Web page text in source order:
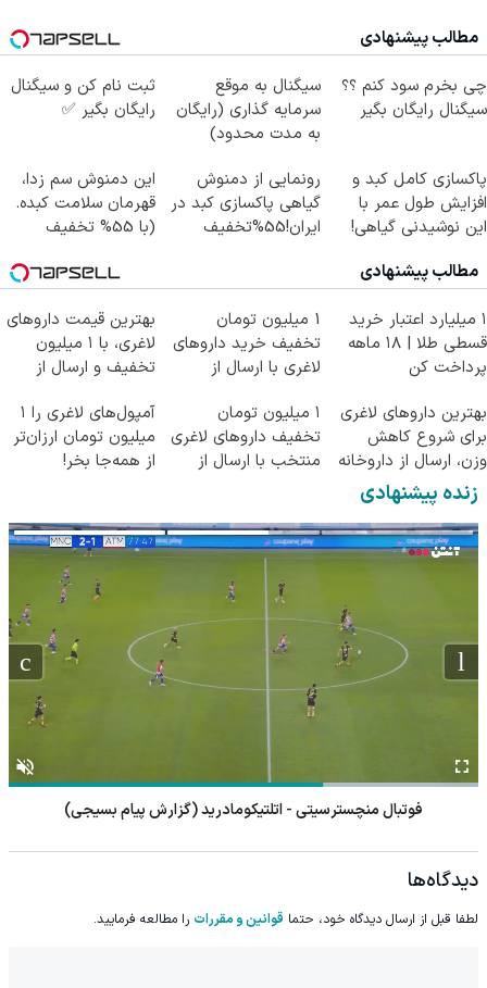
مطالب پیشنهادی
چی بخرم سود کنم ؟؟
سیگنال رایگان بگیر
سیگنال به موقع
سرمایه گذاری (رایگان
به مدت محدود)
ثبت نام کن و سیگنال
رایگان بگیر ✅
پاکسازی کامل کبد و
افزایش طول عمر با
این نوشیدنی گیاهی!
رونمایی از دمنوش
گیاهی پاکسازی کبد در
ایران!55%تخفیف
این دمنوش سم زدا،
قهرمان سلامت کبده.
(با 55% تخفیف
مطالب پیشنهادی
۱ میلیارد اعتبار خرید
قسطی طلا | ۱۸ ماهه
پرداخت کن
1 میلیون تومان
تخفیف خرید داروهای
لاغری با ارسال از
بهترین قیمت داروهای
لاغری، با ۱ میلیون
تخفیف و ارسال از
بهترین داروهای لاغری
برای شروع کاهش
وزن، ارسال از داروخانه
های نزدیکت!
۱ میلیون تومان
تخفیف داروهای لاغری
منتخب با ارسال از
آمپول‌های لاغری را ۱
میلیون تومان ارزان‌تر
از همه‌جا بخر!
زنده پیشنهادی
فوتبال منچسترسیتی - اتلتیکومادرید (گزارش پیام بسیجی)
دیدگاه‌ها
لطفا قبل از ارسال دیدگاه خود، حتما قوانین و مقررات را مطالعه فرمایید.